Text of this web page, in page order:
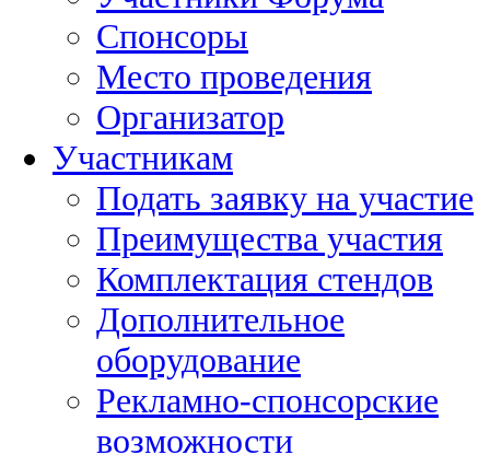
Спонсоры
Место проведения
Организатор
Участникам
Подать заявку на участие
Преимущества участия
Комплектация стендов
Дополнительное
оборудование
Рекламно-спонсорские
возможности